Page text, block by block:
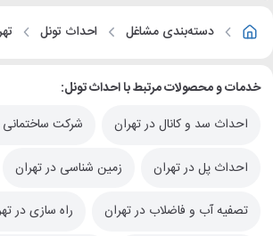
دسته‌بندی مشاغل احداث تونل
خدمات و محصولات مرتبط با احداث تونل:
احداث سد و کانال در تهران
شرکت ساختمانی
احداث پل در تهران زمین شناسی در تهران
تصفیه آب و فاضلاب در تهران راه سازی در